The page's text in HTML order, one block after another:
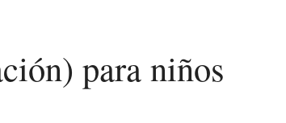
para niños